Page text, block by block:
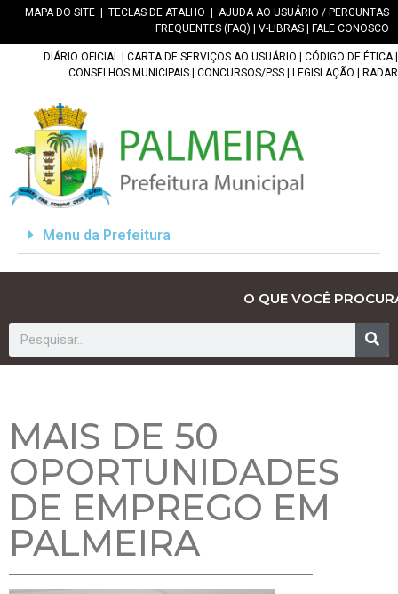
MAPA DO SITE TECLAS DE ATALHO
AJUDA AO USUÁRIO / PERGUNTAS
FREQUENTES (FAQ)
V-LIBRAS FALE CONOSCO
DIÁRIO OFICIAL CARTA DE SERVIÇOS AO USUÁRIO CÓDIGO DE ÉTICA|
CONSELHOS MUNICIPAIS
CONCURSOS/PSS LEGISLAÇÃO RADAR
Menu da Prefeitura
O QUE VOCÊ
MAIS DE 50
OPORTUNIDADES
DE EMPREGO EM
PALMEIRA